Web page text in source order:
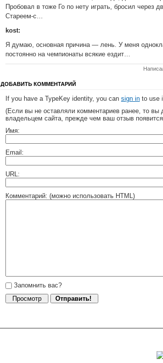
Пробовал в тоже Го по нету играть, бросил через
Стареем-с…
kost:
Я думаю, основная причина — лень. У меня
постоянно на чемпионаты всякие ездит…
ДОБАВИТЬ КОММЕНТАРИЙ
If you have a TypeKey identity, you can sign in to use
(Если вы не оставляли комментариев ранее, то
владельцем сайта, прежде чем ваш отзыв
Имя:
Email:
URL:
Комментарий: (можно использовать HTML)
Запомнить вас?